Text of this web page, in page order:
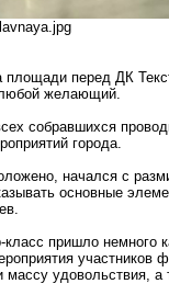
перед ДК
желающий.
собравшихся
города.
начался с
основные
класс пришло
массу удовольствия,